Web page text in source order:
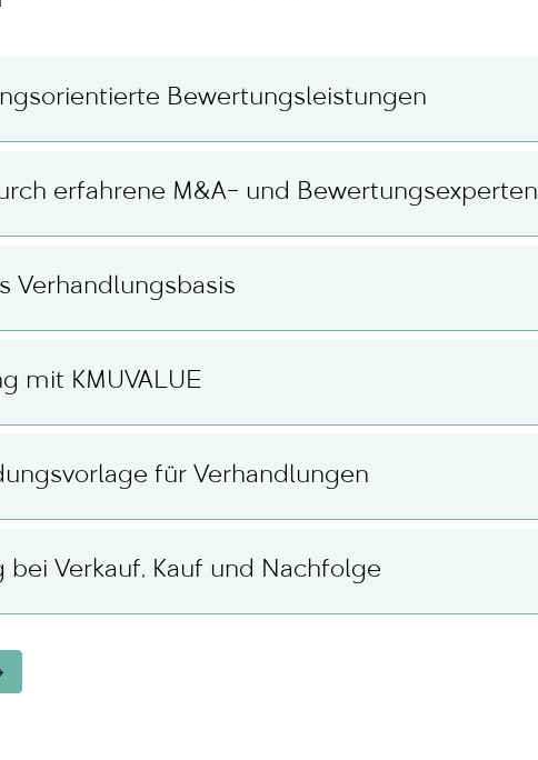
Bewertungsleistungen
erfahrene M&A- und Bewertungsexperten
Verhandlungsbasis
mit KMUVALUE
für Verhandlungen
Verkauf, Kauf und Nachfolge